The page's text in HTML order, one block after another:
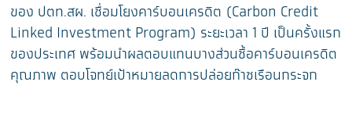
ของ ปตท.สผ. เชื่อมโยงคาร์บอนเครดิต (Carbon Credit
Linked Investment Program) ระยะเวลา 1 ปี เป็นครั้งแรก
ของประเทศ พร้อมนำผลตอบแทนบางส่วนซื้อคาร์บอนเครดิต
คุณภาพ ตอบโจทย์เป้าหมายลดการปล่อยก๊าซเรือนกระจก